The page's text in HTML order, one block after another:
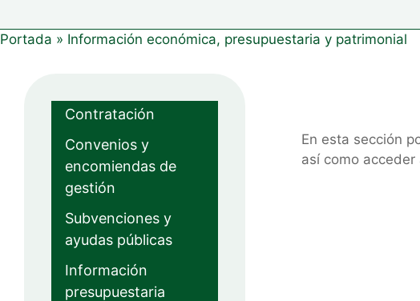
Portada » Información económica, presupuestaria y patrimonial
En esta sección
así como
Contratación
Convenios y
encomiendas de
gestión
Subvenciones y
ayudas públicas
Información
presupuestaria